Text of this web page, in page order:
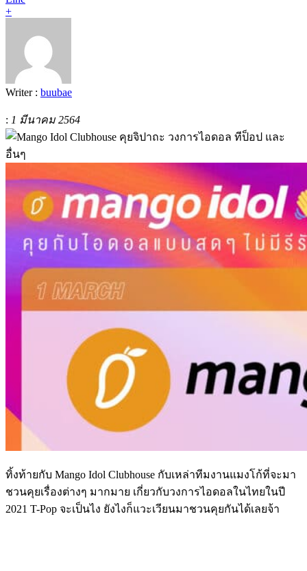
+
Writer : buubae
: 1 มีนาคม 2564
ทิ้งท้ายกับ Mango Idol Clubhouse กับเหล่าทีมงานแมงโก้ที่จะมา
ชวนคุยเรื่องต่างๆ มากมาย เกี่ยวกับวงการไอดอลในไทยในปี
2021 T-Pop จะเป็นไง ยังไงก็แวะเวียนมาชวนคุยกันได้เลยจ้า